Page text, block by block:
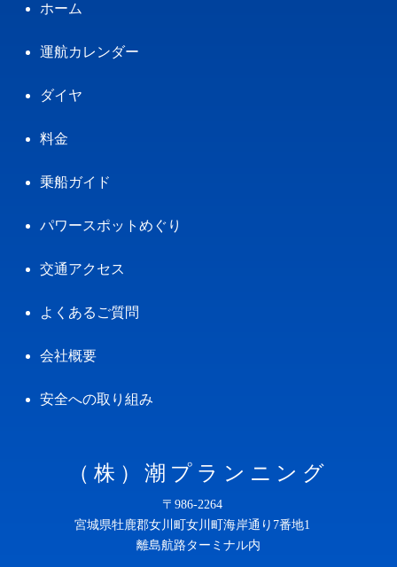
ホーム
運航カレンダー
ダイヤ
料金
乗船ガイド
パワースポットめぐり
交通アクセス
よくあるご質問
会社概要
安全への取り組み
（株）潮プランニング
〒986-2264
宮城県牡鹿郡女川町女川町海岸通り7番地1
離島航路ターミナル内